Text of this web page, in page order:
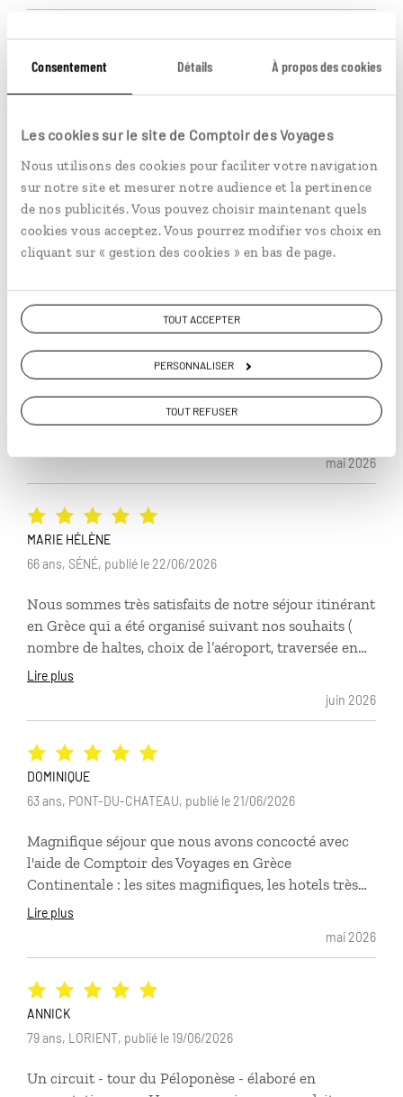
Consentement Détails À propos des cookies
Les cookies sur le site de Comptoir des Voyages
Nous utilisons des cookies pour faciliter votre navigation
sur notre site et mesurer notre audience et la pertinence
de nos publicités. Vous pouvez choisir maintenant quels
cookies vous acceptez. Vous pourrez modifier vos choix en
cliquant sur « gestion des cookies » en bas de page.
TOUT ACCEPTER
PERSONNALISER
TOUT REFUSER
volcanique est splendide par sa géographie. Voyage
dépaysant, je conseille !
le voyage correspondait à ce que j esperai.Les hotels
est très pratique mais donne parfois des chemins
détournés et peu directs. Mon troisieme voyage avec
comptoir me satisfait toujours
juin 2026
Publié le 24/06/2026
Enchantés de notre voyage,un petit bémol pour
peloponese, ses sites, son calme nous ont ravis. Nous
connaissions pas. Nous sommes très satisfaits des
mai 2026
Publié le 24/06/2026
Nous sommes très satisfaits de notre séjour itinérant
en Grèce qui a été organisé suivant nos souhaits (
nombre de haltes, choix de l’aéroport, traversée en
bateau de Corfou, etc…)
Lire plus
juin 2026
MARIE HÉLÈNE
66 ans, SÉNÉ, publié le 22/06/2026
Magnifique séjour que nous avons concocté avec
l'aide de Comptoir des Voyages en Grèce
Continentale : les sites magnifiques, les hotels très
accueillants, un rythme adapté à notre condition
Lire plus
mai 2026
DOMINIQUE
63 ans, PONT-DU-CHATEAU, publié le 21/06/2026
Un circuit - tour du Péloponèse - élaboré en
ANNICK
79 ans, LORIENT, publié le 19/06/2026